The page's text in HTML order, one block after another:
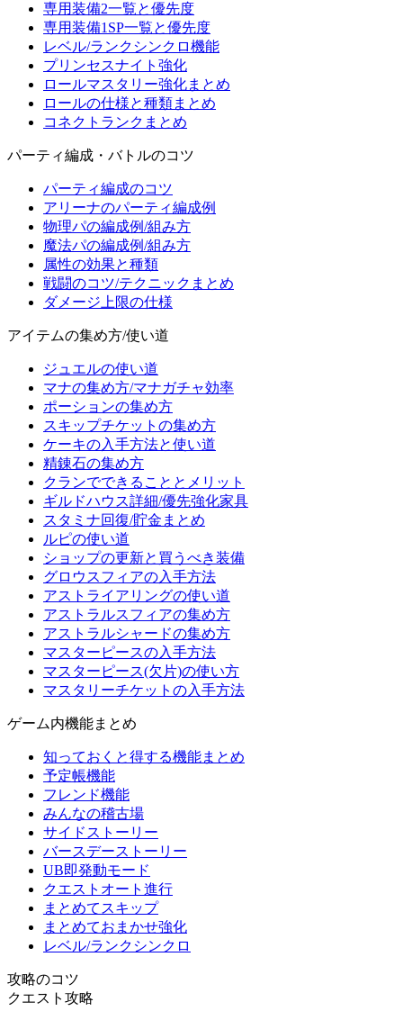
専用装備2一覧と優先度
専用装備1SP一覧と優先度
レベル/ランクシンクロ機能
プリンセスナイト強化
ロールマスタリー強化まとめ
ロールの仕様と種類まとめ
コネクトランクまとめ
パーティ編成・バトルのコツ
パーティ編成のコツ
アリーナのパーティ編成例
物理パの編成例/組み方
魔法パの編成例/組み方
属性の効果と種類
戦闘のコツ/テクニックまとめ
ダメージ上限の仕様
アイテムの集め方/使い道
ジュエルの使い道
マナの集め方/マナガチャ効率
ポーションの集め方
スキップチケットの集め方
ケーキの入手方法と使い道
精錬石の集め方
クランでできることとメリット
ギルドハウス詳細/優先強化家具
スタミナ回復/貯金まとめ
ルピの使い道
ショップの更新と買うべき装備
グロウスフィアの入手方法
アストライアリングの使い道
アストラルスフィアの集め方
アストラルシャードの集め方
マスターピースの入手方法
マスターピース(欠片)の使い方
マスタリーチケットの入手方法
ゲーム内機能まとめ
知っておくと得する機能まとめ
予定帳機能
フレンド機能
みんなの稽古場
サイドストーリー
バースデーストーリー
UB即発動モード
クエストオート進行
まとめてスキップ
まとめておまかせ強化
レベル/ランクシンクロ
攻略のコツ
クエスト攻略